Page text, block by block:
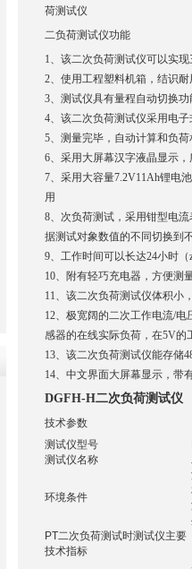
荷测试仪
二负荷测试仪功能
1、该二次负荷测试仪可以实
2、使用工程塑料机箱，结识
3、测试仪具有量程自动切换
4、该二次负荷测试仪采用电
5、测量完毕，自动计算和负
6、采用大屏幕汉字液晶显示
7、采用大容量7.2V11Ah锂电
用
8、次负荷测试，采用钳型电
据测试对象数值的不同切换到
9、工作时间可以长达24小时
10、附有轻巧充电器，方便测
11、该二次负荷测试仪体积小
12、极宽阔的二次工作电流/
感器的在线实际负荷，在5V的
13、该二次负荷测试仪能存储
14、中文界面大屏幕显示，带
DGFH-H二次负荷测试仪
技术参数
测试仪型号
测试仪名称
环境条件
PT二次负荷测试时测试仪主要
技术指标